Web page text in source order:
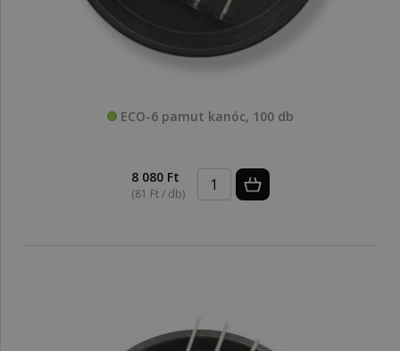
ECO-6 pamut kanóc, 100 db
8 080 Ft
(81 Ft / db)